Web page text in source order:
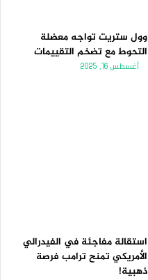
وول ستريت تواجه معضلة
التحوط مع تضخم التقييمات
أغسطس 16, 2025
استقالة مفاجئة في الفيدرالي
الأمريكي تمنح ترامب فرصة
ذهبية!